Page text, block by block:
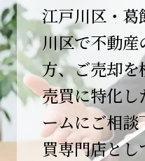
平素より格別のご高
ございます。
おかげさまで当社は、
て開業10周年を迎え
この節目を無事に迎え
は、日頃よりご愛顧
力添えをいただいて
支えてくださったす
げであり、心より深
江戸川区・葛
川区で不動
方、ご売却を
売買に特化し
ームにご相
買専門店と